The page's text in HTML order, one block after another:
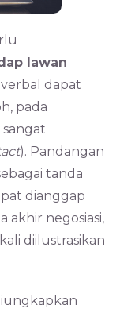
lawan
dapat
pada
). Pandangan
tanda
dianggap
akhir negosiasi,
diilustrasikan